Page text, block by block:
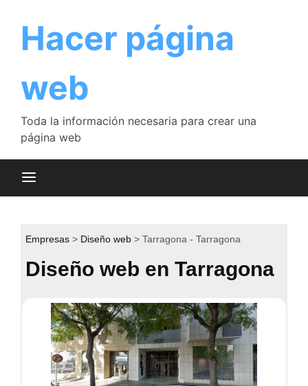
contenido
Hacer página
web
Toda la información necesaria para crear una
página web
Empresas Diseño web Tarragona - Tarragona
Diseño web en Tarragona